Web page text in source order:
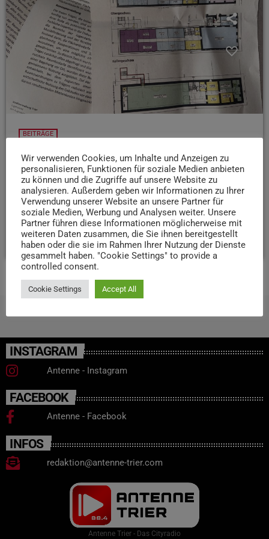
BEITRÄGE
Ex-Haus Trier: Das ist künftig geplant
6 Jahre nach der Schließung der ehemaligen Jugend-
Kunst- und Kulturstätte gibt es endlich einen ersten
Entwurf für ein neues Nutzungskonzept!
Wir haben uns
die Pläne mal für euch angesehen.
today 30. MAI 2025 36
INSTAGRAM
Antenne - Instagram
FACEBOOK
Antenne - Facebook
INFOS
redaktion@antenne-trier.com
Antenne Trier - Das Cityradio
Wir verwenden Cookies, um Inhalte und Anzeigen zu
personalisieren, Funktionen für soziale Medien anbieten
zu können und die Zugriffe auf unsere Website zu
analysieren. Außerdem geben wir Informationen zu Ihrer
Verwendung unserer Website an unsere Partner für
soziale Medien, Werbung und Analysen weiter. Unsere
Partner führen diese Informationen möglicherweise mit
weiteren Daten zusammen, die Sie ihnen bereitgestellt
haben oder die sie im Rahmen Ihrer Nutzung der Dienste
gesammelt haben. "Cookie Settings" to provide a
controlled consent.
Cookie Settings Accept All